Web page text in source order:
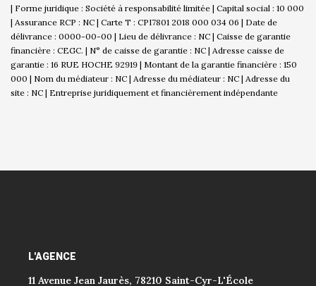
| Forme juridique : Société à responsabilité limitée | Capital social : 10 000
| Assurance RCP : NC | Carte T : CPI7801 2018 000 034 06 | Date de
délivrance : 0000-00-00 | Lieu de délivrance : NC | Caisse de garantie
financière : CEGC. | N° de caisse de garantie : NC | Adresse caisse de
garantie : 16 RUE HOCHE 92919 | Montant de la garantie financière : 150
000 | Nom du médiateur : NC | Adresse du médiateur : NC | Adresse du
site : NC | Entreprise juridiquement et financièrement indépendante
L'AGENCE
11 Avenue Jean Jaurès, 78210 Saint-Cyr-L'École